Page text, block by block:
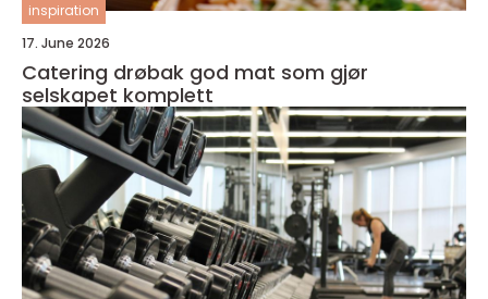
inspiration
17. June 2026
Catering drøbak god mat som gjør
selskapet komplett